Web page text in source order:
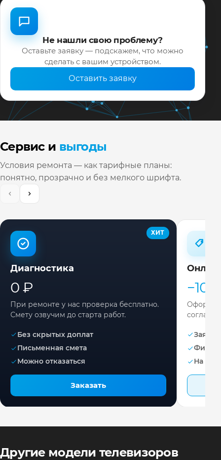
Не нашли свою проблему?
Оставьте заявку — подскажем, что можно
сделать с вашим устройством.
Оставить заявку
Сервис и выгоды
Условия ремонта — как тарифные планы:
понятно, прозрачно и без мелкого шрифта.
ХИТ
Диагностика
0 ₽
При ремонте у нас проверка бесплатно.
Смету озвучим до старта работ.
Без скрытых доплат
Письменная смета
Можно отказаться
Заказать
−10%
Заявка
На
Другие модели телевизоров